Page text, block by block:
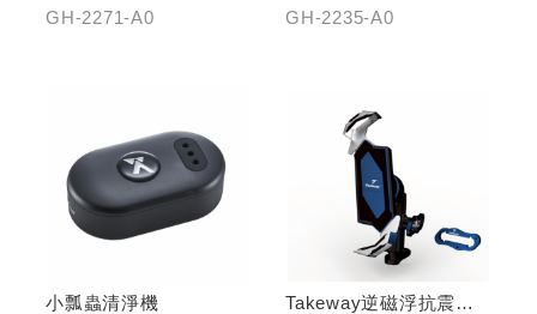
踏桿
GH-2271-A0
板(中踏)
GH-2235-A0
小瓢蟲清淨機
Takeway逆磁浮抗震手